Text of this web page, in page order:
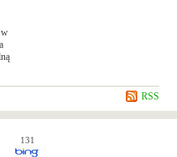
w
RSS
131